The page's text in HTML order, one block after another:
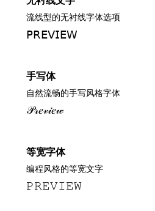
流线型的无衬线字体选项
𝖯𝖱𝖤𝖵𝖨𝖤𝖶
手写体
自然流畅的手写风格字体
𝒫𝓇𝑒𝓋𝒾𝑒𝓌
等宽字体
编程风格的等宽文字
𝙿𝚁𝙴𝚅𝙸𝙴𝚆